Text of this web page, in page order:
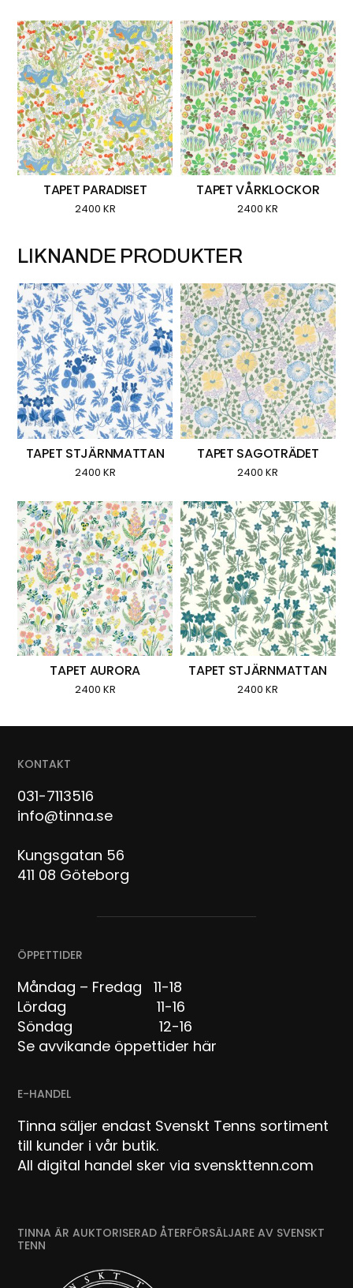
TAPET PARADISET
2400 KR
TAPET VÅRKLOCKOR
2400KR
LIKNANDE PRODUKTER
TAPET STJÄRNMATTAN
2400 KR
TAPET SAGOTRÄDET
2400KR
TAPET AURORA
2400 KR
TAPET STJÄRNMATTAN
2400KR
KONTAKT
031-7113516
info@tinna.se
Kungsgatan 56
411 08 Göteborg
ÖPPETTIDER
Måndag – Fredag 11-18
Lördag 11-16
Söndag 12-16
Se avvikande öppettider här
E-HANDEL
Tinna säljer endast Svenskt Tenns sortiment
till kunder i vår butik.
All digital handel sker via svenskttenn.com
TINNA ÄR AUKTORISERAD ÅTERFÖRSÄLJARE AV SVENSKT
TENN